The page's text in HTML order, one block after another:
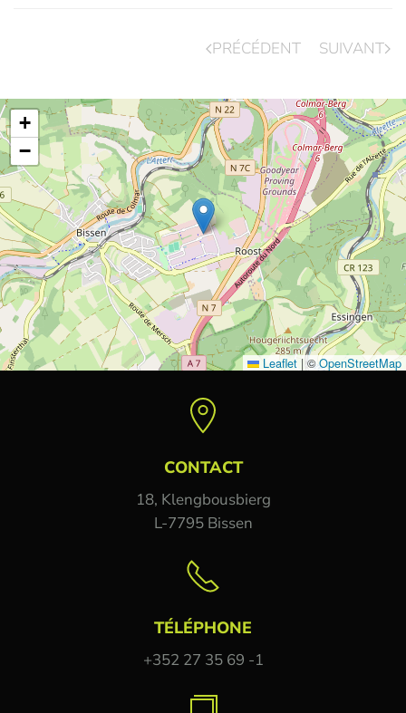
PRÉCÉDENT SUIVANT
+
−
Leaflet | ©OpenStreetMap
CONTACT
18, Klengbousbierg
L-7795 Bissen
TÉLÉPHONE
+352 27 35 69 -1